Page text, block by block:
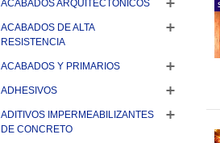
ACABADOS ARQUITECTÓNICOS
ACABADOS DE ALTA
RESISTENCIA
ACABADOS Y PRIMARIOS
ADHESIVOS
ADITIVOS IMPERMEABILIZANTES
DE CONCRETO